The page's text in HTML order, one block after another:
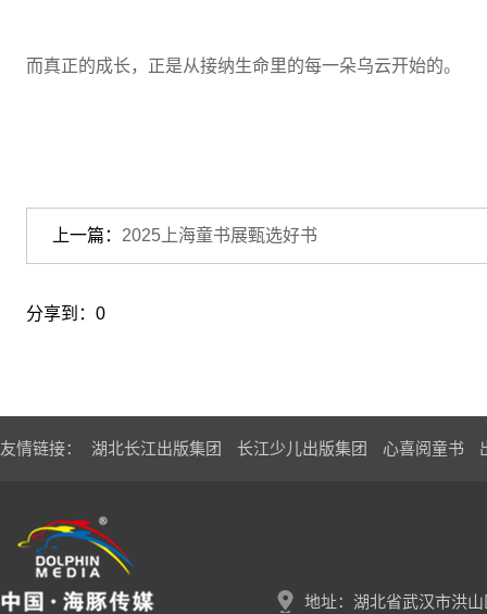
而真正的成长，正是从接纳生命里的每一朵乌云开始的。
上一篇： 2025上海童书展甄选好书
分享到： 0
友情链接： 湖北长江出版集团 长江少儿出版集团 心喜阅童书
地址：湖北省武汉市洪